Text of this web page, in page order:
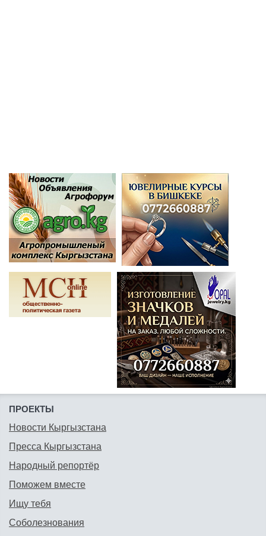
ПРОЕКТЫ
Новости Кыргызстана
Пресса Кыргызстана
Народный репортёр
Поможем вместе
Ищу тебя
Соболезнования